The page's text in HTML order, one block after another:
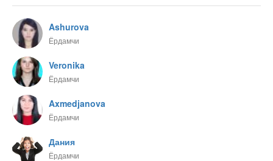
Ashurova
Ёрдамчи
Veronika
Ёрдамчи
Axmedjanova
Ёрдамчи
Дания
Ёрдамчи